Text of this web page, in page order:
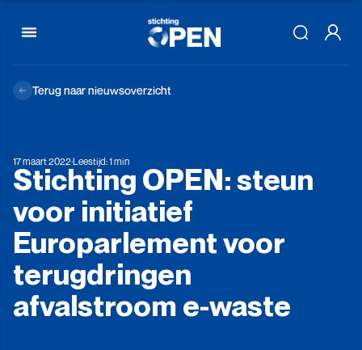
Terug naar nieuwsoverzicht
17 maart 2022·Leestijd: 1 min
Stichting OPEN:steun
voor initiatief
Europarlementvoor
terugdringen
afvalstroom e-waste